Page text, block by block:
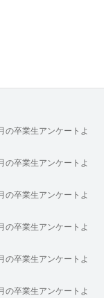
の卒業生アンケートよ
の卒業生アンケートよ
の卒業生アンケートよ
の卒業生アンケートよ
の卒業生アンケートよ
の卒業生アンケートよ